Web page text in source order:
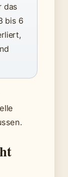
das
bis 6